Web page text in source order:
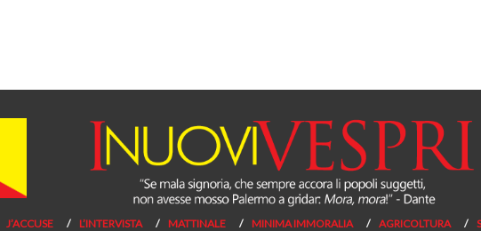
J’ACCUSE L’INTERVISTA MATTINALE MINIMA IMMORALIA AGRICOLTURA